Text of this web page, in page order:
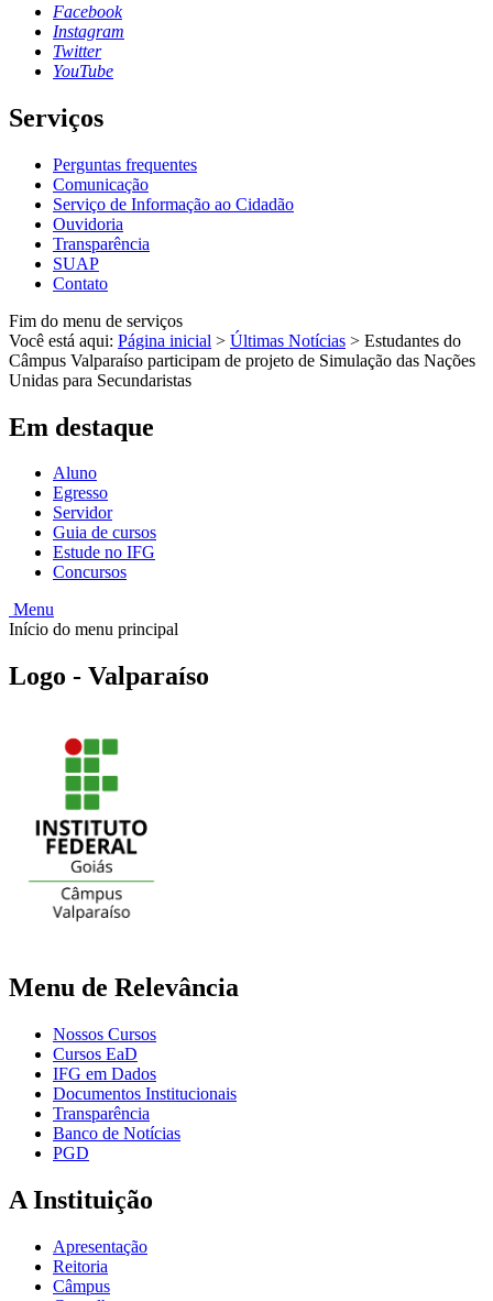
Facebook
Instagram
Twitter
YouTube
Serviços
Perguntas frequentes
Comunicação
Serviço de Informação ao Cidadão
Ouvidoria
Transparência
SUAP
Contato
Fim do menu de serviços
Você está aqui: Página inicial > Últimas Notícias > Estudantes do
Câmpus Valparaíso participam de projeto de Simulação das Nações
Unidas para Secundaristas
Em destaque
Aluno
Egresso
Servidor
Guia de cursos
Estude no IFG
Concursos
Menu
Início do menu principal
Logo - Valparaíso
Menu de Relevância
Nossos Cursos
Cursos EaD
IFG em Dados
Documentos Institucionais
Transparência
Banco de Notícias
PGD
A Instituição
Apresentação
Reitoria
Câmpus